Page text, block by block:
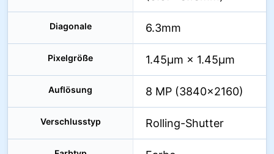
Diagonale 6.3mm
Pixelgröße 1.45µm × 1.45µm
Auflösung 8 MP (3840×2160)
Verschlusstyp Rolling-Shutter